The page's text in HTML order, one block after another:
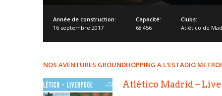
Année de construction:
16 septembre 2017
Capacité:
68 456
Clubs:
Atlético de
NOS AVENTURES GROUNDHOPPING À L'ESTADIO
Atlético Madrid –